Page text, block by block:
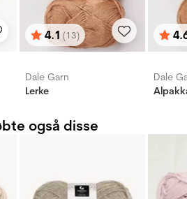
Vurdering:
4.1 (13)
ud af 5 stjerner
Dale Garn
Lerke
ud
Dale
også disse